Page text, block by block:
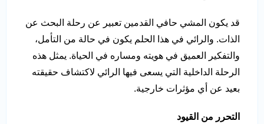
قد يكون المشي حافي القدمين تعبير عن رحلة البحث عن
الذات. والرائي في هذا الحلم يكون في حالة من التأمل،
والتفكير العميق في هويته ومساره في الحياة. يمثل هذه
الرحلة الداخلية التي يسعى فيها الرائي لاكتشاف حقيقته
بعيد عن أي مؤثرات خارجية.
التحرر من القيود